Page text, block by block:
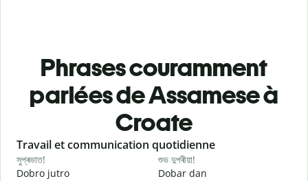
Phrases couramment
parlées de Assamese à
Croate
Slide 1 of 6
Travail et communication quotidienne
সুপ্ৰভাত!
Dobro jutro
শুভ দুপৰীয়া!
Dobar dan